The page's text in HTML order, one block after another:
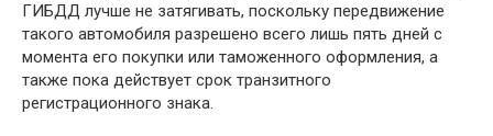
ГИБДД лучше не затягивать, поскольку передвижение
такого автомобиля разрешено всего лишь пять дней с
момента его покупки или таможенного оформления, а
также пока действует срок транзитного
регистрационного знака.